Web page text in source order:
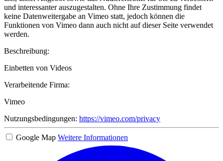
und interessanter auszugestalten. Ohne Ihre Zustimmung findet
keine Datenweitergabe an Vimeo statt, jedoch können die
Funktionen von Vimeo dann auch nicht auf dieser Seite verwendet
werden.
Beschreibung:
Einbetten von Videos
Verarbeitende Firma:
Vimeo
Nutzungsbedingungen: https://vimeo.com/privacy
Google Map Weitere Informationen